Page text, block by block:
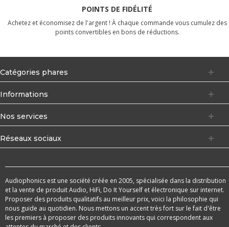
POINTS DE FIDÉLITÉ
Achetez et économisez de l'argent ! À chaque commande vous cumulez des
points convertibles en bons de réductions.
Catégories phares
Informations
Nos services
Réseaux sociaux
Audiophonics est une société créée en 2005, spécialisée dans la distribution
et la vente de produit Audio, HiFi, Do It Yourself et électronique sur internet.
Proposer des produits qualitatifs au meilleur prix, voici la philosophie qui
nous guide au quotidien. Nous mettons un accent très fort sur le fait d'être
les premiers à proposer des produits innovants qui correspondent aux